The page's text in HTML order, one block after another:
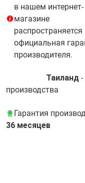
в нашем интернет-
магазине
распространяется
официальная
производителя.
Таиланд -
производства
Гарантия
36 месяцев